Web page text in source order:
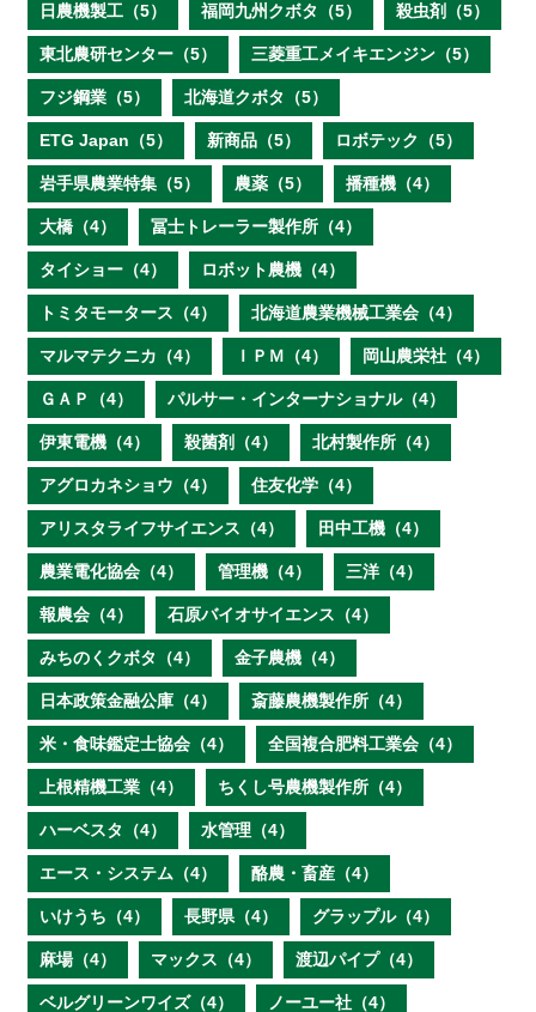
日農機製工（5） 福岡九州クボタ（5） 殺虫剤（5）
東北農研センター（5） 三菱重工メイキエンジン（5）
フジ鋼業（5） 北海道クボタ（5）
ETG Japan（5） 新商品（5） ロボテック（5）
岩手県農業特集（5） 農薬（5） 播種機（4）
大橋（4） 冨士トレーラー製作所（4）
タイショー（4） ロボット農機（4）
トミタモータース（4） 北海道農業機械工業会（4）
マルマテクニカ（4） ＩＰＭ（4） 岡山農栄社（4）
ＧＡＰ（4） パルサー・インターナショナル（4）
伊東電機（4） 殺菌剤（4） 北村製作所（4）
アグロカネショウ（4） 住友化学（4）
アリスタライフサイエンス（4） 田中工機（4）
農業電化協会（4） 管理機（4） 三洋（4）
報農会（4） 石原バイオサイエンス（4）
みちのくクボタ（4） 金子農機（4）
日本政策金融公庫（4） 斎藤農機製作所（4）
米・食味鑑定士協会（4） 全国複合肥料工業会（4）
上根精機工業（4） ちくし号農機製作所（4）
ハーベスタ（4） 水管理（4）
エース・システム（4） 酪農・畜産（4）
いけうち（4） 長野県（4） グラップル（4）
麻場（4） マックス（4） 渡辺パイプ（4）
ベルグリーンワイズ（4） ノーユー社（4）